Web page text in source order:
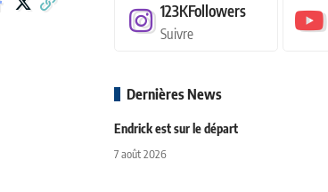
123KFollowers
Suivre
Dernières News
Endrick est sur le départ
7 août 2026